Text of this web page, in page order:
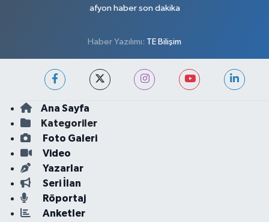
afyon haber son dakika
Haber Yazılımı: TE Bilişim
Ana Sayfa
Kategoriler
Foto Galeri
Video
Yazarlar
Seri İlan
Röportaj
Anketler